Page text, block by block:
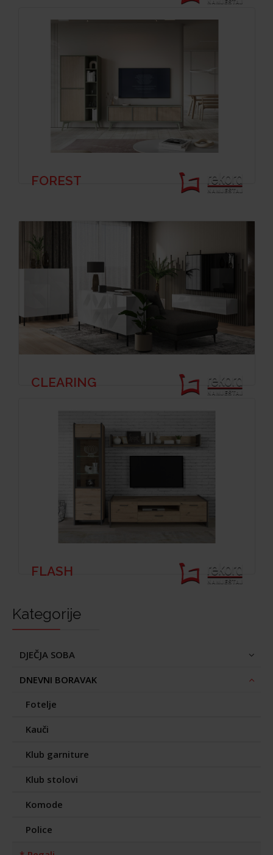
FOREST
CLEARING
FLASH
Kategorije
DJEČJA SOBA
DNEVNI BORAVAK
Fotelje
Kauči
Klub garniture
Klub stolovi
Komode
Police